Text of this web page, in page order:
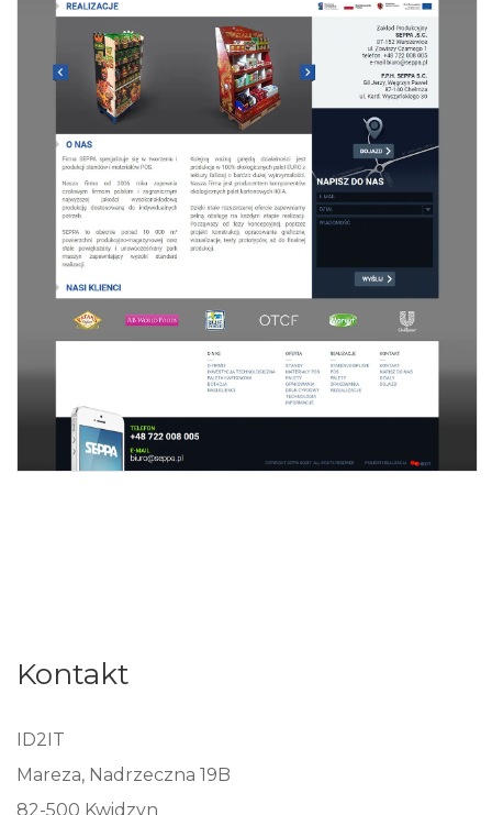
Kontakt
ID2IT
Mareza, Nadrzeczna 19B
82-500 Kwidzyn